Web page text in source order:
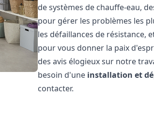
de systèmes de chauffe-eau,
pour gérer les problèmes les
les défaillances de résistance,
pour vous donner la paix
des avis élogieux sur notre
besoin d'une installation et
contacter.